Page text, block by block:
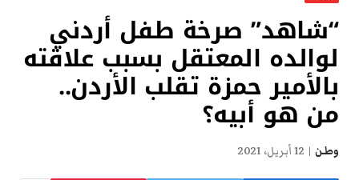
“شاهد” صرخة طفل أردني
لوالده المعتقل بسبب علاقته
بالأمير حمزة تقلب الأردن..
من هو أبيه؟
وطن 12 أبريل، 2021